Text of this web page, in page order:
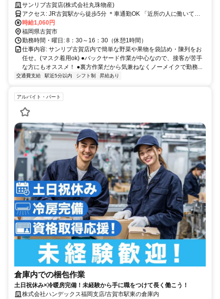
代～中高年世代まで幅広く活躍中
サンリブ古賀店(株式会社丸珠物産)
アクセス: JR古賀駅から徒歩5分 ＊車通勤OK 「近所の人に働いてい
る姿を見られたくないのよ」なんて方もいて、車で20～30分かけて
通勤する人もいます。 バックヤードでの作業なので、接客はありま
せんのでご安心下さい。 ありのママ（すっぴん）勤務もOK。
時給1,060円
福岡県古賀市
勤務時間・曜日: 8：30～16：30（休憩1時間）
仕事内容: サンリブ古賀店内で簡単な野菜や果物を袋詰め・陳列をお
任せ。(マスク着用ok) ●バックヤード作業が中心なので、接客が苦手
な方にもオススメ！ ●裏方作業だから気兼ねなくノーメイクで勤務...
交通費支給 駅近5分以内 シフト制 昇給あり
アルバイト・パート
倉庫内での梱包作業
土日祝休み×冷暖房完備！未経験から手に職をつけて長く働こう！
株式会社ハンデックス福岡支店/古賀市駅東の倉庫内